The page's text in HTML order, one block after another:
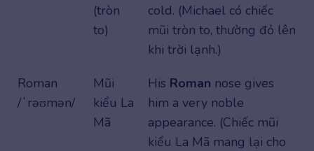
(tròn
to)
cold. (Michael có chiếc
mũi tròn to, thường đỏ lên
khi trời lạnh.)
Roman
/ˈrəʊmən/
Mũi
kiểu La
Mã
His Roman nose gives
him a very noble
appearance. (Chiếc mũi
kiểu La Mã mang lại cho